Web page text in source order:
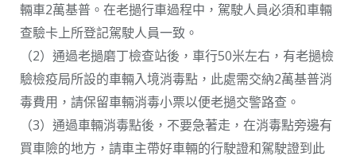
輛車2萬基普。在老撾行車過程中，駕駛人員必須和車輛
查驗卡上所登記駕駛人員一致。
（2）通過老撾磨丁檢查站後，車行50米左右，有老撾檢
驗檢疫局所設的車輛入境消毒點，此處需交納2萬基普消
毒費用，請保留車輛消毒小票以便老撾交警路查。
（3）通過車輛消毒點後，不要急著走，在消毒點旁邊有
買車險的地方，請車主帶好車輛的行駛證和駕駛證到此